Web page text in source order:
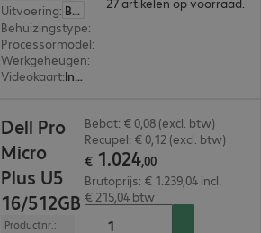
Uitvoering:
België (Nederlands)
Behuizingstype:
Processormodel:
Werkgeheugen:
Videokaart: Intel Graphics
Dell Pro
Micro
Plus U5
16/512GB
Productnr.:
Bebat: € 0,08 (excl. btw)
Recupel: € 0,12 (excl. btw)
€ 1.024,00
Brutoprijs: € 1.239,04 incl.
€ 215,04 btw